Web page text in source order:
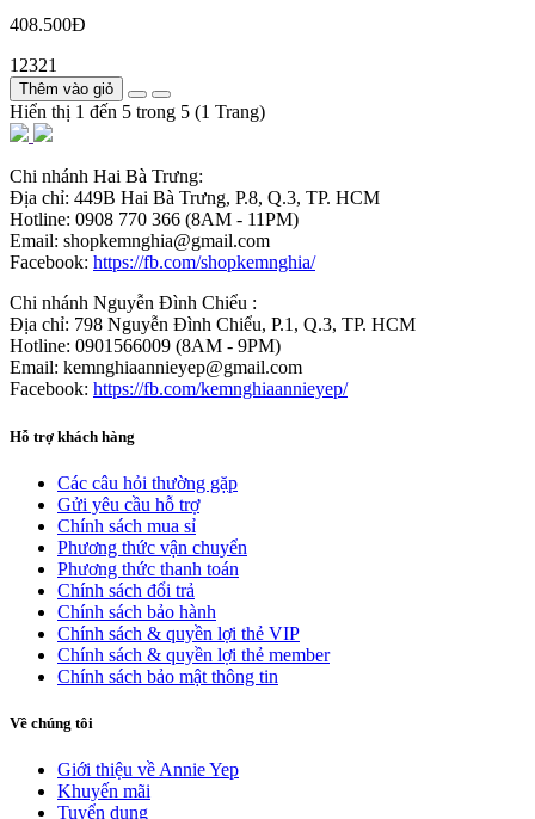
408.500Đ
12321
Thêm vào giỏ
Hiển thị 1 đến 5 trong 5 (1 Trang)
Chi nhánh Hai Bà Trưng:
Địa chỉ: 449B Hai Bà Trưng, P.8, Q.3, TP. HCM
Hotline: 0908 770 366 (8AM - 11PM)
Email: shopkemnghia@gmail.com
Facebook: https://fb.com/shopkemnghia/
Chi nhánh Nguyễn Đình Chiểu :
Địa chỉ: 798 Nguyễn Đình Chiểu, P.1, Q.3, TP. HCM
Hotline: 0901566009 (8AM - 9PM)
Email: kemnghiaannieyep@gmail.com
Facebook: https://fb.com/kemnghiaannieyep/
Hỗ trợ khách hàng
Các câu hỏi thường gặp
Gửi yêu cầu hỗ trợ
Chính sách mua sỉ
Phương thức vận chuyển
Phương thức thanh toán
Chính sách đổi trả
Chính sách bảo hành
Chính sách & quyền lợi thẻ VIP
Chính sách & quyền lợi thẻ member
Chính sách bảo mật thông tin
Về chúng tôi
Giới thiệu về Annie Yep
Khuyến mãi
Tuyển dụng